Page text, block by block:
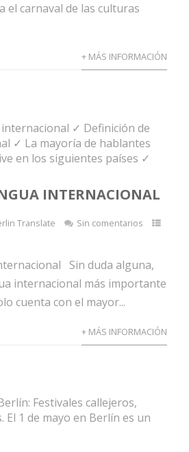
el carnaval de las culturas
+ MÁS INFORMACIÓN
INTERNACIONAL
Translate
Sin comentarios
Sin duda alguna,
internacional más importante
cuenta con el mayor...
+ MÁS INFORMACIÓN